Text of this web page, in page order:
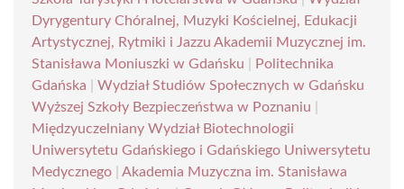
Dyrygentury Chóralnej, Muzyki Kościelnej, Edukacji
Artystycznej, Rytmiki i Jazzu Akademii Muzycznej im.
Stanisława Moniuszki w Gdańsku
Politechnika
Gdańska
Wydział Studiów Społecznych w Gdańsku
Wyższej Szkoły Bezpieczeństwa w Poznaniu
Międzyuczelniany Wydział Biotechnologii
Uniwersytetu Gdańskiego i Gdańskiego Uniwersytetu
Medycznego
Akademia Muzyczna im. Stanisława